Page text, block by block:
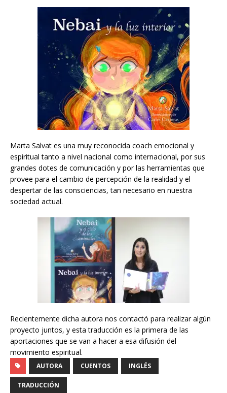
Marta Salvat es una muy reconocida coach emocional y
espiritual tanto a nivel nacional como internacional, por sus
grandes dotes de comunicación y por las herramientas que
provee para el cambio de percepción de la realidad y el
despertar de las consciencias, tan necesario en nuestra
sociedad actual.
Recientemente dicha autora nos contactó para realizar algún
proyecto juntos, y esta traducción es la primera de las
aportaciones que se van a hacer a esa difusión del
movimiento espiritual.
AUTORA CUENTOS INGLÉS
TRADUCCIÓN